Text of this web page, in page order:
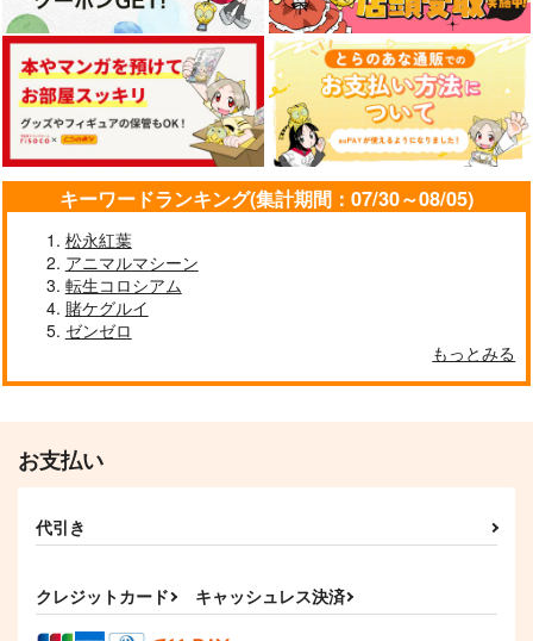
キーワードランキング(集計期間：07/30～08/05)
松永紅葉
アニマルマシーン
転生コロシアム
賭ケグルイ
ゼンゼロ
もっとみる
お支払い
代引き
クレジットカード キャッシュレス決済